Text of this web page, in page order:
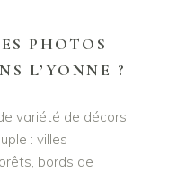
PHOTOS
L’YONNE ?
variété de décors
: villes
bords de